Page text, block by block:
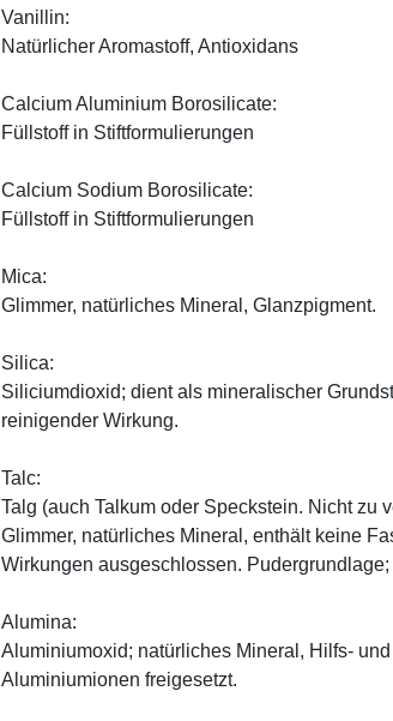
Vanillin:
Natürlicher Aromastoff, Antioxidans
Calcium Aluminium Borosilicate:
Füllstoff in Stiftformulierungen
Calcium Sodium Borosilicate:
Füllstoff in Stiftformulierungen
Mica:
Glimmer, natürliches Mineral, Glanzpigment.
Silica:
Siliciumdioxid; dient als mineralischer
reinigender Wirkung.
Talc:
Talg (auch Talkum oder Speckstein. Nicht zu
Glimmer, natürliches Mineral, enthält keine
Wirkungen ausgeschlossen.
Alumina:
Aluminiumoxid; natürliches Mineral, Hilfs-
Aluminiumionen freigesetzt.